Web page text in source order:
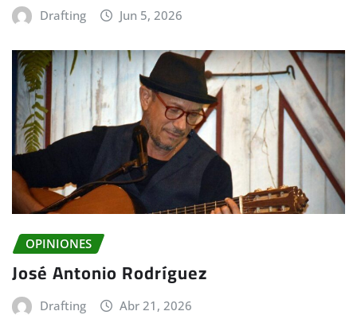
Drafting Jun 5, 2026
OPINIONES
José Antonio Rodríguez
Drafting Abr 21, 2026